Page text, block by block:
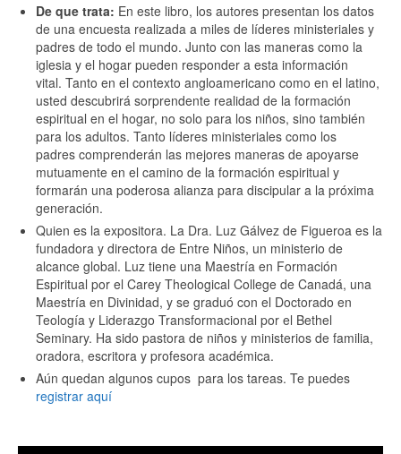
De que trata: En este libro, los autores presentan los datos
de una encuesta realizada a miles de líderes ministeriales y
padres de todo el mundo. Junto con las maneras como la
iglesia y el hogar pueden responder a esta información
vital. Tanto en el contexto angloamericano como en el latino,
usted descubrirá sorprendente realidad de la formación
espiritual en el hogar, no solo para los niños, sino también
para los adultos. Tanto líderes ministeriales como los
padres comprenderán las mejores maneras de apoyarse
mutuamente en el camino de la formación espiritual y
formarán una poderosa alianza para discipular a la próxima
generación.
Quien es la expositora. La Dra. Luz Gálvez de Figueroa es la
fundadora y directora de Entre Niños, un ministerio de
alcance global. Luz tiene una Maestría en Formación
Espiritual por el Carey Theological College de Canadá, una
Maestría en Divinidad, y se graduó con el Doctorado en
Teología y Liderazgo Transformacional por el Bethel
Seminary. Ha sido pastora de niños y ministerios de familia,
oradora, escritora y profesora académica.
Aún quedan algunos cupos para los tareas. Te puedes
registrar aquí